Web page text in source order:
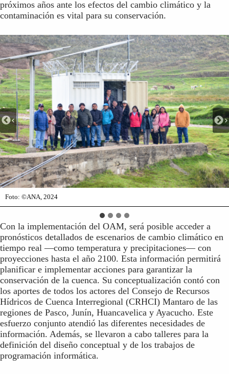
próximos años ante los efectos del cambio climático y la
contaminación es vital para su conservación.
Foto: ©ANA, 2024
Foto: ©GIZ/Hellen Rondán
Foto: Miguel Zapata
Foto: Miguel Zapata
Con la implementación del OAM, será posible acceder a
pronósticos detallados de escenarios de cambio climático en
tiempo real —como temperatura y precipitaciones— con
proyecciones hasta el año 2100. Esta información permitirá
planificar e implementar acciones para garantizar la
conservación de la cuenca. Su conceptualización contó con
los aportes de todos los actores del Consejo de Recursos
Hídricos de Cuenca Interregional (CRHCI) Mantaro de las
regiones de Pasco, Junín, Huancavelica y Ayacucho. Este
esfuerzo conjunto atendió las diferentes necesidades de
información. Además, se llevaron a cabo talleres para la
definición del diseño conceptual y de los trabajos de
programación informática.